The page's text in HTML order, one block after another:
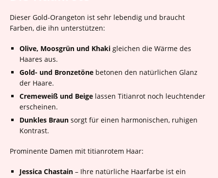
Dieser Gold-Orangeton ist sehr lebendig und braucht
Farben, die ihn unterstützen:
Olive, Moosgrün und Khaki gleichen die Wärme des
Haares aus.
Gold- und Bronzetöne betonen den natürlichen Glanz
der Haare.
Cremeweiß und Beige lassen Titianrot noch leuchtender
erscheinen.
Dunkles Braun sorgt für einen harmonischen, ruhigen
Kontrast.
Prominente Damen mit titianrotem Haar:
Jessica Chastain – Ihre natürliche Haarfarbe ist ein